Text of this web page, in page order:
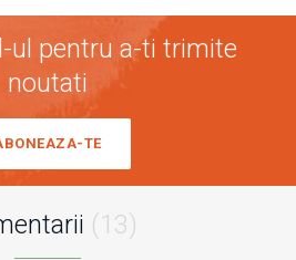
ul pentru a-ti trimite
noutati
TE
(13)